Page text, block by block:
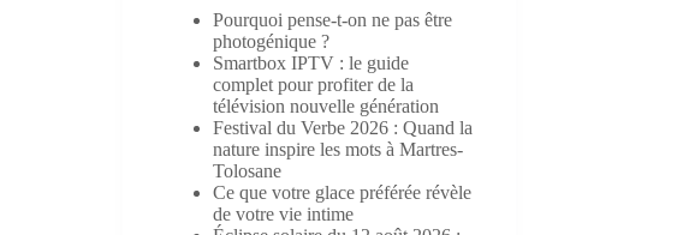
Pourquoi pense-t-on ne pas être
photogénique ?
Smartbox IPTV : le guide
complet pour profiter de la
télévision nouvelle génération
Festival du Verbe 2026 : Quand la
nature inspire les mots à Martres-
Tolosane
Ce que votre glace préférée révèle
de votre vie intime